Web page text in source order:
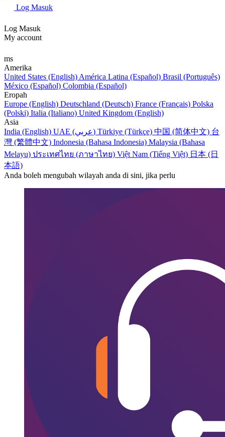
Log Masuk
Log Masuk
My account
ms
Amerika
United States (English) América Latina (Español) Brasil (Português)
México (Español) Colombia (Español)
Eropah
Europe (English) Deutschland (Deutsch) France (Français) Polska
(Polski) Italia (Italiano) United Kingdom (English)
Asia
India (English)
UAE (عربي) Türkiye (Türkçe) 中国 (简体中文) 台
灣 (繁體中文) Indonesia (Bahasa Indonesia) Malaysia (Bahasa
Melayu) ประเทศไทย (ภาษาไทย) Việt Nam (Tiếng Việt) 日本 (日
本語)
Anda boleh mengubah wilayah anda di sini, jika perlu